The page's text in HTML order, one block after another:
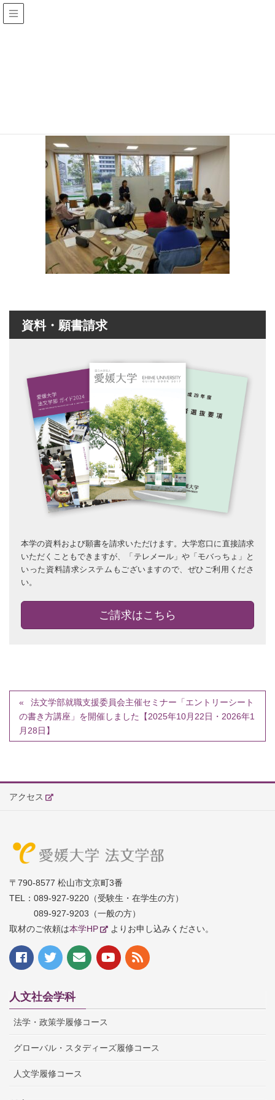
資料・願書請求
本学の資料および願書を請求いただけます。大学窓口に直接請求
いただくこともできますが、「テレメール」や「モバっちょ」と
いった資料請求システムもございますので、ぜひご利用くださ
い。
ご請求はこちら
法文学部就職支援委員会主催セミナー「エントリーシート
の書き方講座」を開催しました【2025年10月22日・2026年1
月28日】
アクセス
〒790-8577 松山市文京町3番
TEL： 089-927-9220（受験生・在学生の方）
089-927-9203（一般の方）
取材のご依頼は本学HP よりお申し込みください。
人文社会学科
法学・政策学履修コース
グローバル・スタディーズ履修コース
人文学履修コース